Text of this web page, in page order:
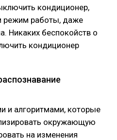
кондиционер,
режим работы, даже
Никаких беспокойств о
кондиционер
и алгоритмами, которые
окружающую
на изменения